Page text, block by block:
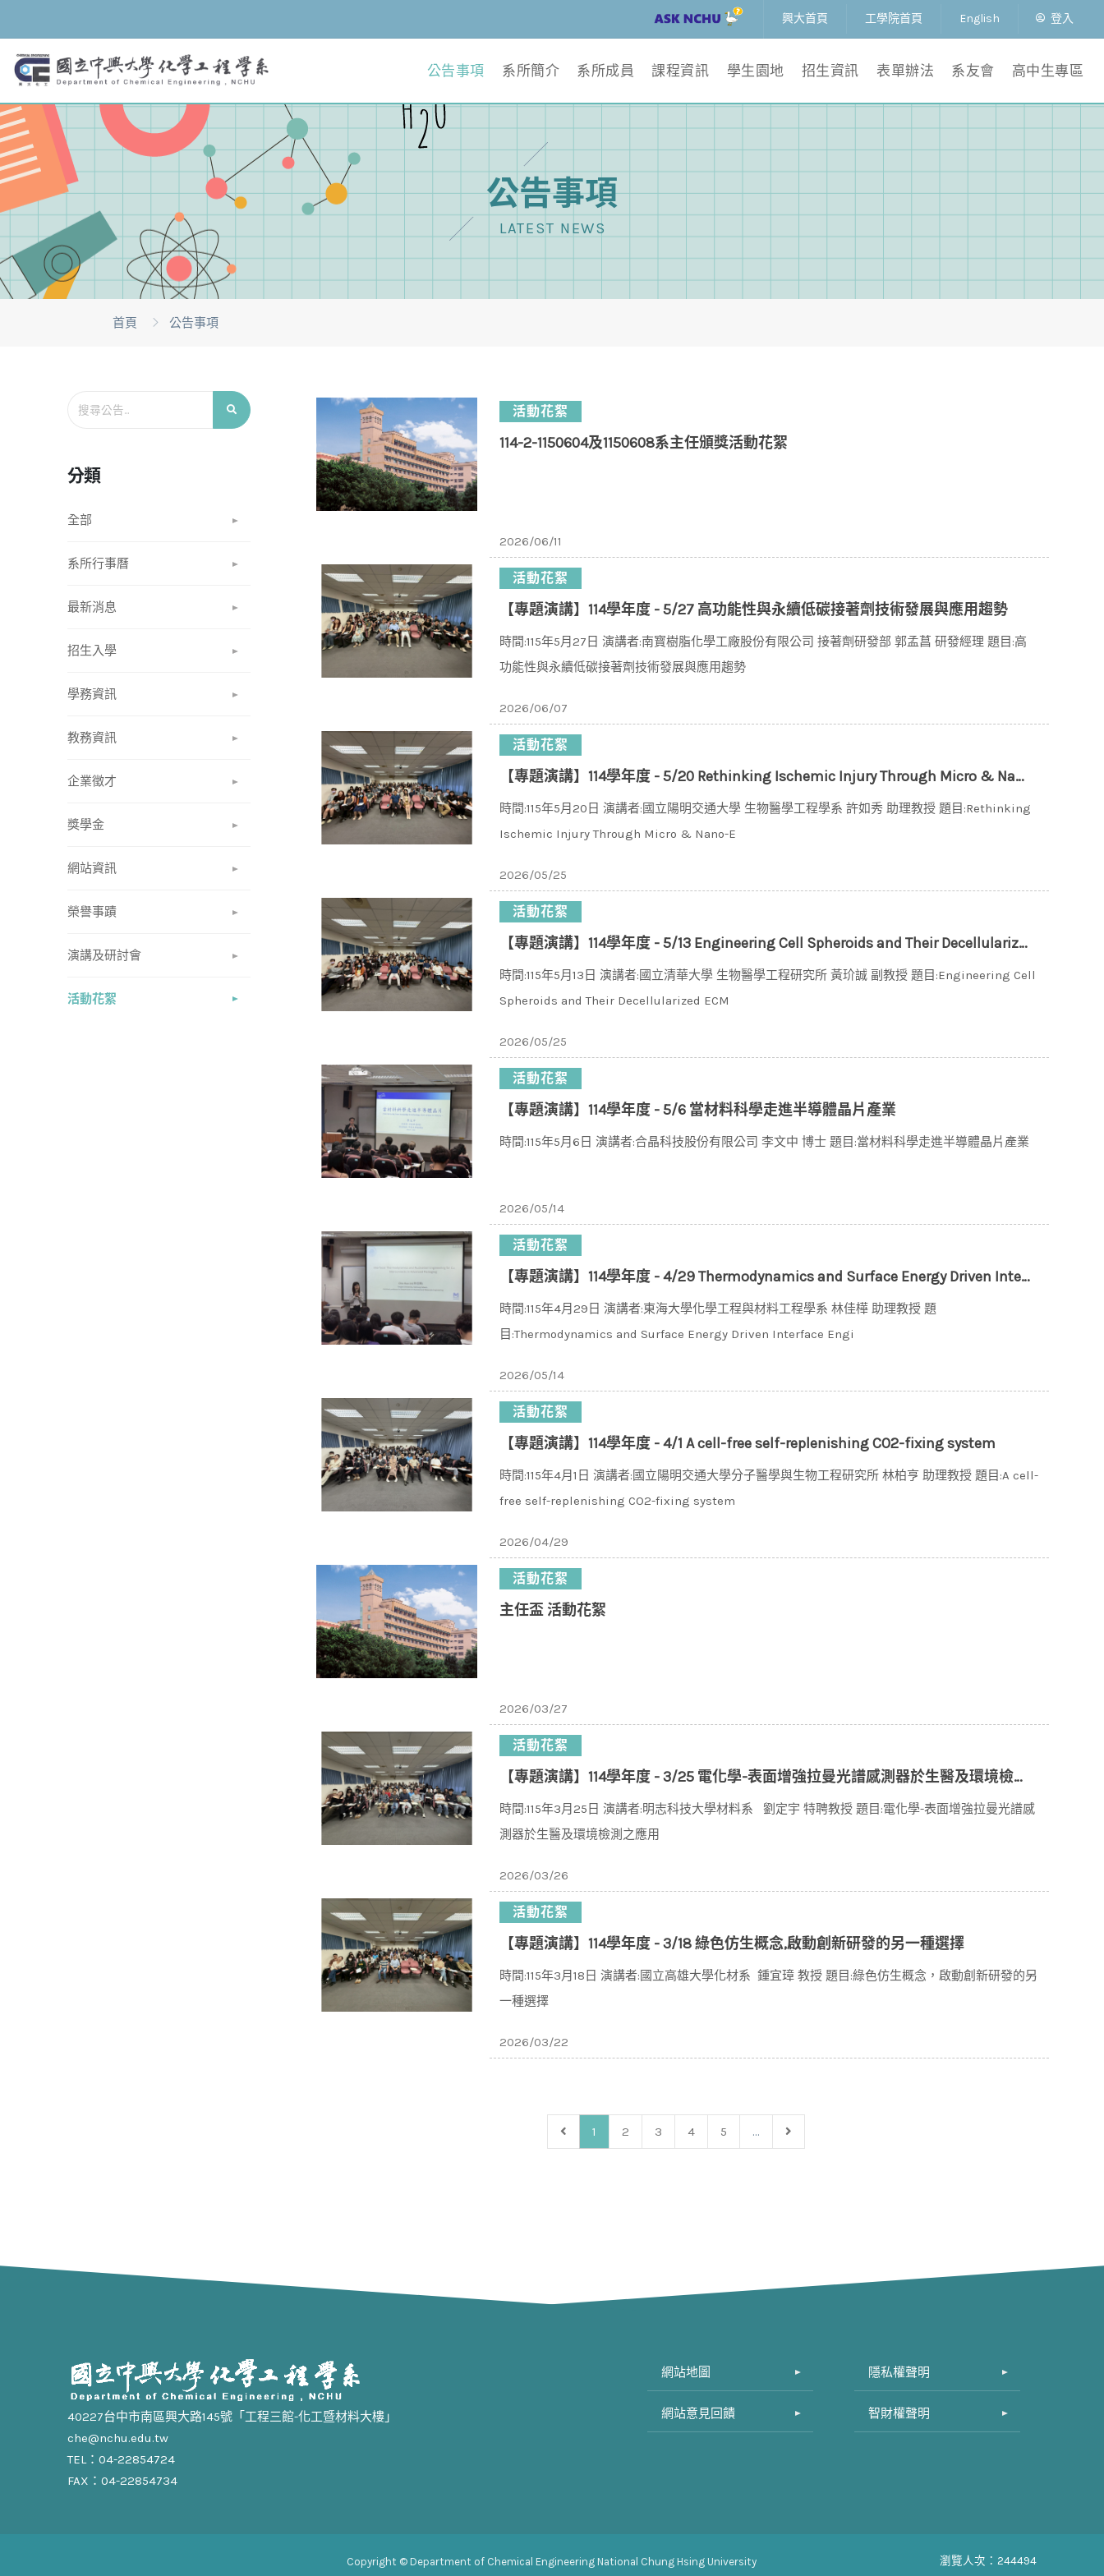
興大首頁 工學院首頁 English 登入
公告事項 系所簡介 系所成員 課程資訊 學生園地 招生資訊 表單辦法 系友會 高中生專區
公告事項
LATEST NEWS
首頁 公告事項
分類
全部
系所行事曆
最新消息
招生入學
學務資訊
教務資訊
企業徵才
獎學金
網站資訊
榮譽事蹟
演講及研討會
活動花絮
活動花絮
114-2-1150604及1150608系主任頒獎活動花絮
2026/06/11
活動花絮
【專題演講】114學年度 - 5/27 高功能性與永續低碳接著劑技術發展與應用趨勢
時間:115年5月27日 演講者:南寳樹脂化學工廠股份有限公司 接著劑研發部 郭孟菖 研發經理 題目:高
功能性與永續低碳接著劑技術發展與應用趨勢
2026/06/07
活動花絮
【專題演講】114學年度 - 5/20 Rethinking Ischemic Injury Through Micro & Nano-Enabled Signal Modulation
時間:115年5月20日 演講者:國立陽明交通大學 生物醫學工程學系 許如秀 助理教授 題目:Rethinking
Ischemic Injury Through Micro & Nano-E
2026/05/25
活動花絮
【專題演講】114學年度 - 5/13 Engineering Cell Spheroids and Their Decellularized ECM for Regenerative Therapies
時間:115年5月13日 演講者:國立清華大學 生物醫學工程研究所 黃玠誠 副教授 題目:Engineering Cell
Spheroids and Their Decellularized ECM
2026/05/25
活動花絮
【專題演講】114學年度 - 5/6 當材料科學走進半導體晶片產業
時間:115年5月6日 演講者:合晶科技股份有限公司 李文中 博士 題目:當材料科學走進半導體晶片產業
2026/05/14
活動花絮
【專題演講】114學年度 - 4/29 Thermodynamics and Surface Energy Driven Interface Engineering for Reliable Advanced Electronic Packaging
時間:115年4月29日 演講者:東海大學化學工程與材料工程學系 林佳樺 助理教授 題
目:Thermodynamics and Surface Energy Driven Interface Engi
2026/05/14
活動花絮
【專題演講】114學年度 - 4/1 A cell-free self-replenishing CO2-fixing system
時間:115年4月1日 演講者:國立陽明交通大學分子醫學與生物工程研究所 林柏亨 助理教授 題目:A cell-
free self-replenishing CO2-fixing system
2026/04/29
活動花絮
主任盃 活動花絮
2026/03/27
活動花絮
【專題演講】114學年度 - 3/25 電化學-表面增強拉曼光譜感測器於生醫及環境檢測之應用
時間:115年3月25日 演講者:明志科技大學材料系 劉定宇 特聘教授 題目:電化學-表面增強拉曼光譜感
測器於生醫及環境檢測之應用
2026/03/26
活動花絮
【專題演講】114學年度 - 3/18 綠色仿生概念,啟動創新研發的另一種選擇
時間:115年3月18日 演講者:國立高雄大學化材系 鍾宜璋 教授 題目:綠色仿生概念，啟動創新研發的另
一種選擇
2026/03/22
1 2 3 4 5 ...
40227台中市南區興大路145號「工程三館-化工暨材料大樓」
che@nchu.edu.tw
TEL：04-22854724
FAX：04-22854734
網站地圖
網站意見回饋
隱私權聲明
智財權聲明
Copyright © Department of Chemical Engineering National Chung Hsing University 瀏覽人次：244494